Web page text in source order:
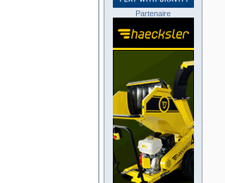
Partenaire